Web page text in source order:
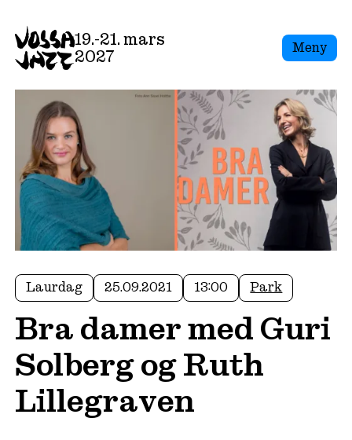
19.-21. mars
2027
Meny
Laurdag 25.09.2021 13:00 Park
Bra damer med Guri
Solberg og Ruth
Lillegraven